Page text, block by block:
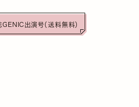
出演号（送料無料）